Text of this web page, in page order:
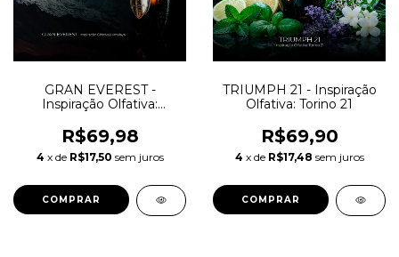
GRAN EVEREST -
Inspiração Olfativa:
R$69,98
4 x de R$17,50 sem juros
COMPRAR
TRIUMPH 21 - Inspiração
Olfativa: Torino 21
R$69,90
4 x de R$17,48 sem juros
COMPRAR